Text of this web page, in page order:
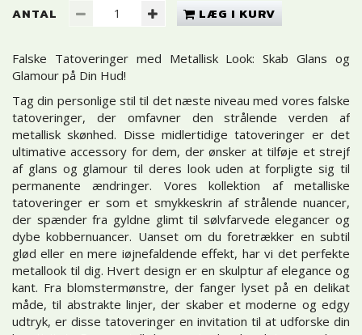
ANTAL LÆG I KURV
Falske Tatoveringer med Metallisk Look: Skab Glans og
Glamour på Din Hud!
Tag din personlige stil til det næste niveau med vores falske
tatoveringer, der omfavner den strålende verden af
metallisk skønhed. Disse midlertidige tatoveringer er det
ultimative accessory for dem, der ønsker at tilføje et strejf
af glans og glamour til deres look uden at forpligte sig til
permanente ændringer. Vores kollektion af metalliske
tatoveringer er som et smykkeskrin af strålende nuancer,
der spænder fra gyldne glimt til sølvfarvede elegancer og
dybe kobbernuancer. Uanset om du foretrækker en subtil
glød eller en mere iøjnefaldende effekt, har vi det perfekte
metallook til dig. Hvert design er en skulptur af elegance og
kant. Fra blomstermønstre, der fanger lyset på en delikat
måde, til abstrakte linjer, der skaber et moderne og edgy
udtryk, er disse tatoveringer en invitation til at udforske din